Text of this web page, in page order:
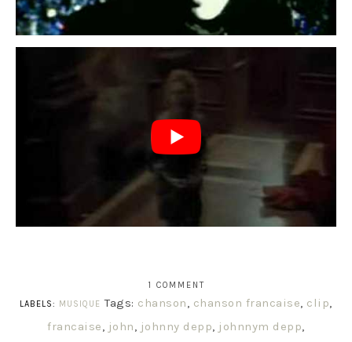
1 COMMENT
LABELS:
MUSIQUE Tags: chanson, chanson francaise, clip,
francaise, john, johnny depp, johnnym depp,